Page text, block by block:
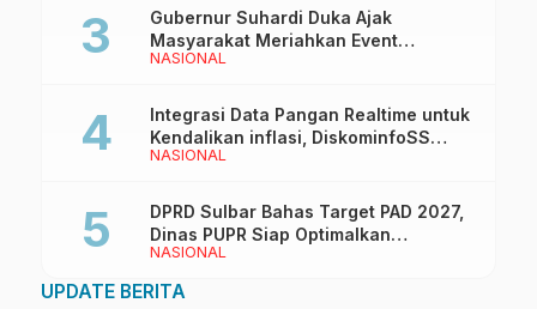
NASIONAL
Gubernur Suhardi Duka Ajak
Masyarakat Meriahkan Event
Manakarra Fair 2026
NASIONAL
Integrasi Data Pangan Realtime untuk
Kendalikan inflasi, DiskominfoSS
Sulbar Kembangkan Sistem SAPEDA
NASIONAL
DPRD Sulbar Bahas Target PAD 2027,
Dinas PUPR Siap Optimalkan
Pendapatan Daerah
UPDATE BERITA